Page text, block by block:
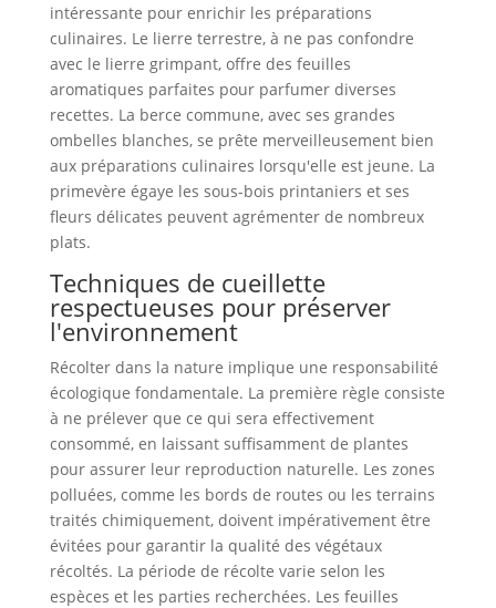
intéressante pour enrichir les préparations
culinaires. Le lierre terrestre, à ne pas confondre
avec le lierre grimpant, offre des feuilles
aromatiques parfaites pour parfumer diverses
recettes. La berce commune, avec ses grandes
ombelles blanches, se prête merveilleusement bien
aux préparations culinaires lorsqu'elle est jeune. La
primevère égaye les sous-bois printaniers et ses
fleurs délicates peuvent agrémenter de nombreux
plats.
Techniques de cueillette
respectueuses pour préserver
l'environnement
Récolter dans la nature implique une responsabilité
écologique fondamentale. La première règle consiste
à ne prélever que ce qui sera effectivement
consommé, en laissant suffisamment de plantes
pour assurer leur reproduction naturelle. Les zones
polluées, comme les bords de routes ou les terrains
traités chimiquement, doivent impérativement être
évitées pour garantir la qualité des végétaux
récoltés. La période de récolte varie selon les
espèces et les parties recherchées. Les feuilles